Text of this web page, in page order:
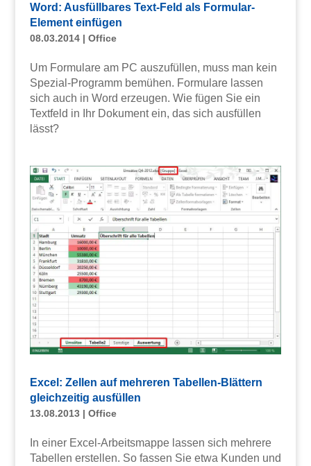
Word: Ausfüllbares Text-Feld als Formular-
Element einfügen
08.03.2014| Office
Um Formulare am PC auszufüllen, muss man kein
Spezial-Programm bemühen. Formulare lassen
sich auch in Word erzeugen. Wie fügen Sie ein
Textfeld in Ihr Dokument ein, das sich ausfüllen
lässt?
Excel: Zellen auf mehreren Tabellen-Blättern
gleichzeitig ausfüllen
13.08.2013| Office
In einer Excel-Arbeitsmappe lassen sich mehrere
Tabellen erstellen. So fassen Sie etwa Kunden und